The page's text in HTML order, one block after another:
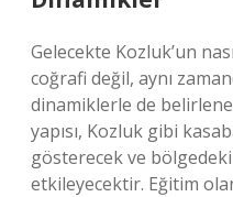
Gelecekte Kozluk’un
coğrafi değil, aynı
dinamiklerle de
yapısı, Kozluk gibi
gösterecek ve bölgedeki
etkileyecektir. Eğitim